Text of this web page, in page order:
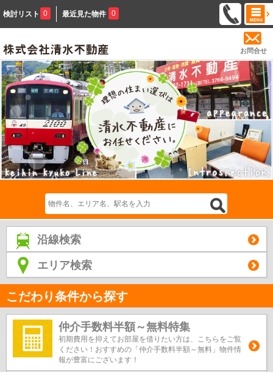
検討リスト 0 最近見た物件 0
お問合せ
沿線検索
エリア検索
こだわり条件から探す
仲介手数料半額～無料特集
初期費用を抑えてお部屋を借りたい方は、こちらをご覧
ください！おすすめの「仲介手数料半額～無料」物件情
報が豊富にございます！